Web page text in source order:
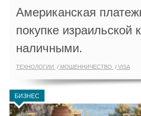
Американская
покупке
наличными.
ТЕХНОЛОГИИ МОШЕННИЧЕСТВО VISA
БИЗНЕС